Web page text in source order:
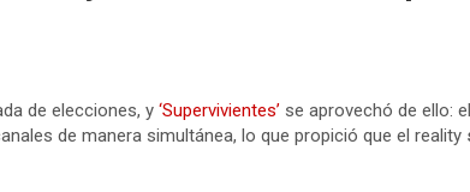
de elecciones, y‘Supervivientes’ se aprovechó de ello:
de manera simultánea, lo que propició que el reality